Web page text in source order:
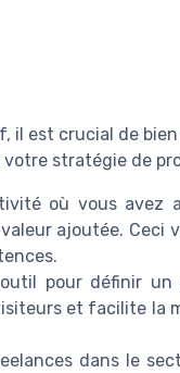
est crucial de
stratégie de
où vous avez
ajoutée. Ceci
pour définir
et facilite la
dans le